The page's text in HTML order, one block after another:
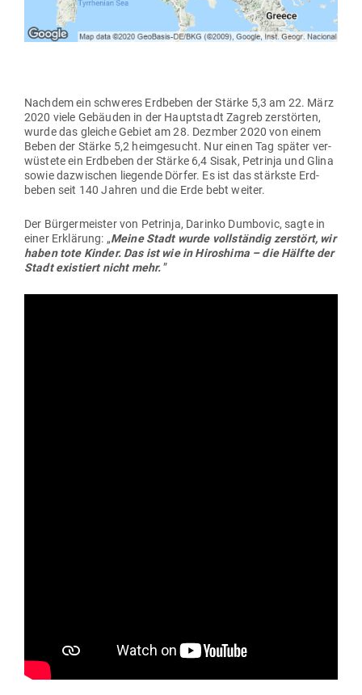
Nachdem ein schweres Erd­beben der Stärke 5,3 am 22. März
2020 viele Gebäuden in der Haupt­stadt Zagreb zer­störten,
wurde das gleiche Gebiet am 28. Dezmber 2020 von einem
Beben der Stärke 5,2 heim­ge­sucht. Nur einen Tag später ver­
wüstete ein Erd­beben der Stärke 6,4 Sisak, Petrinja und Glina
sowie dazwi­schen lie­gende Dörfer. Es ist das stärkste Erd­
beben seit 140 Jahren und die Erde bebt weiter.
Der Bür­ger­meister von Petrinja, Darinko Dum­bovic, sagte in
einer Erklärung: „Meine Stadt wurde voll­ständig zer­stört, wir
haben tote Kinder. Das ist wie in Hiro­shima – die Hälfte der
Stadt exis­tiert nicht mehr.”